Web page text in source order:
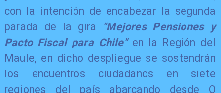
con la intención de encabezar la segunda
parada de la gira
"Mejores Pensiones y
Pacto Fiscal para Chile" en la Región del
Maule, en dicho despliegue se sostendrán
los encuentros ciudadanos en siete
regiones del país abarcando desde O